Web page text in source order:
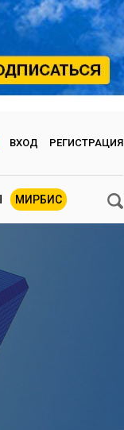
ВХОД РЕГИСТРАЦИЯ
МИРБИС